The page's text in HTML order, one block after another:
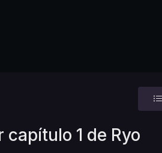
capítulo 1 de Ryo